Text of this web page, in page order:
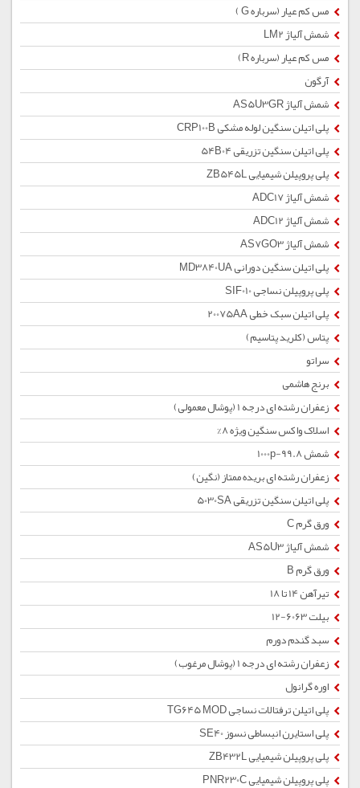
مس کم عیار (سرباره G )
شمش آلیاژ LM2
مس کم عیار (سرباره R)
آرگون
شمش آلیاژ AS5U3GR
پلی اتیلن سنگین لوله مشکی CRP100B
پلی اتیلن سنگین تزریقی 54B04
پلی پروپیلن شیمیایی ZB545L
شمش آلیاژ ADC17
شمش آلیاژ ADC12
شمش آلیاژ AS7GO3
پلی اتیلن سنگین دورانی MD3840UA
پلی پروپیلن نساجی SIF010
پلی اتیلن سبک خطی 20075AA
پتاس (کلرید پتاسیم)
سراتو
برنج هاشمی
زعفران رشته ای درجه 1 (پوشال معمولی)
اسلاک واکس سنگین ویژه 8%
شمش 1000p-99.8
زعفران رشته ای بریده ممتاز (نگین)
پلی اتیلن سنگین تزریقی 5030SA
ورق گرم C
شمش آلیاژ AS5U3
ورق گرم B
تیرآهن 14 تا 18
بیلت 6063-12
سبد گندم دورم
زعفران رشته ای درجه 1 (پوشال مرغوب)
اوره گرانول
پلی اتیلن ترفتالات نساجی TG645 MOD
پلی استایرن انبساطی نسوز SE40
پلی پروپیلن شیمیایی ZB432L
پلی پروپیلن شیمیایی PNR230C